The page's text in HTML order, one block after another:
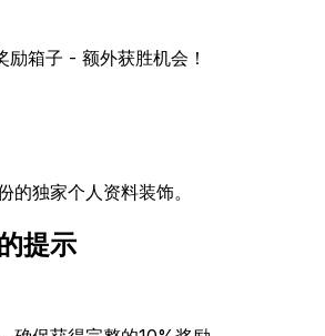
箱子 - 额外获胜机会！
的独家个人资料装饰。
提示